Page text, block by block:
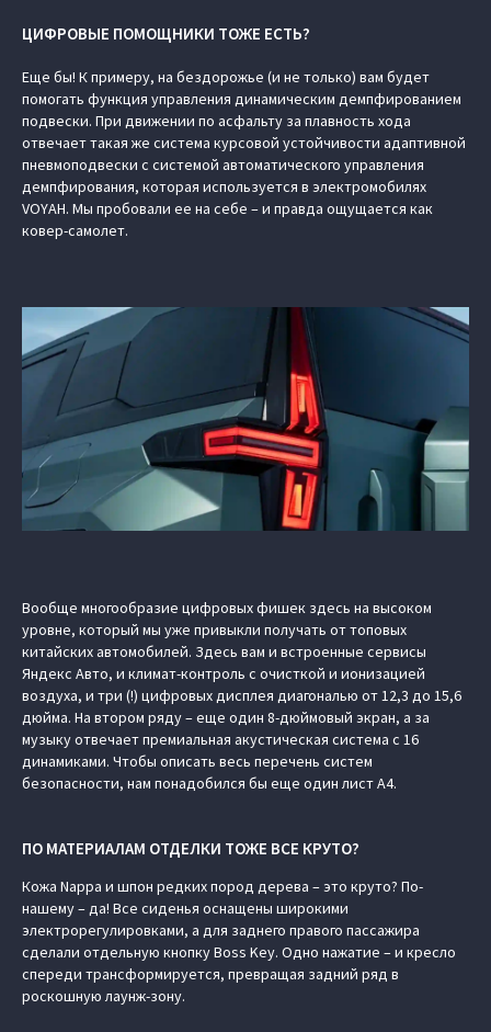
ЦИФРОВЫЕ ПОМОЩНИКИ ТОЖЕ ЕСТЬ?
Еще бы! К примеру, на бездорожье (и не только) вам будет
помогать функция управления динамическим демпфированием
подвески. При движении по асфальту за плавность хода
отвечает такая же система курсовой устойчивости адаптивной
пневмоподвески с системой автоматического управления
демпфирования, которая используется в электромобилях
VOYAH. Мы пробовали ее на себе – и правда ощущается как
ковер-самолет.
Вообще многообразие цифровых фишек здесь на высоком
уровне, который мы уже привыкли получать от топовых
китайских автомобилей. Здесь вам и встроенные сервисы
Яндекс Авто, и климат-контроль с очисткой и ионизацией
воздуха, и три (!) цифровых дисплея диагональю от 12,3 до 15,6
дюйма. На втором ряду – еще один 8-дюймовый экран, а за
музыку отвечает премиальная акустическая система с 16
динамиками. Чтобы описать весь перечень систем
безопасности, нам понадобился бы еще один лист А4.
ПО МАТЕРИАЛАМ ОТДЕЛКИ ТОЖЕ ВСЕ КРУТО?
Кожа Nappa и шпон редких пород дерева – это круто? По-
нашему – да! Все сиденья оснащены широкими
электрорегулировками, а для заднего правого пассажира
сделали отдельную кнопку Boss Key. Одно нажатие – и кресло
спереди трансформируется, превращая задний ряд в
роскошную лаунж-зону.